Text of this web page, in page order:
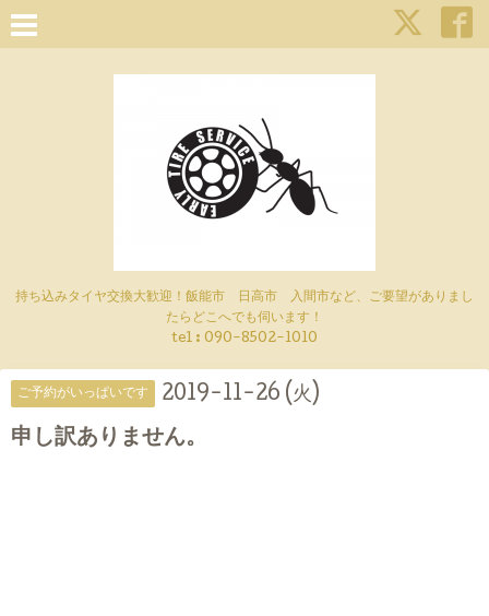
持ち込みタイヤ交換大歓迎！飯能市 日高市 入間市など、ご要望がありまし
たらどこへでも伺います！
tel : 090-8502-1010
ご予約がいっぱいです 2019-11-26 (火)
申し訳ありません。